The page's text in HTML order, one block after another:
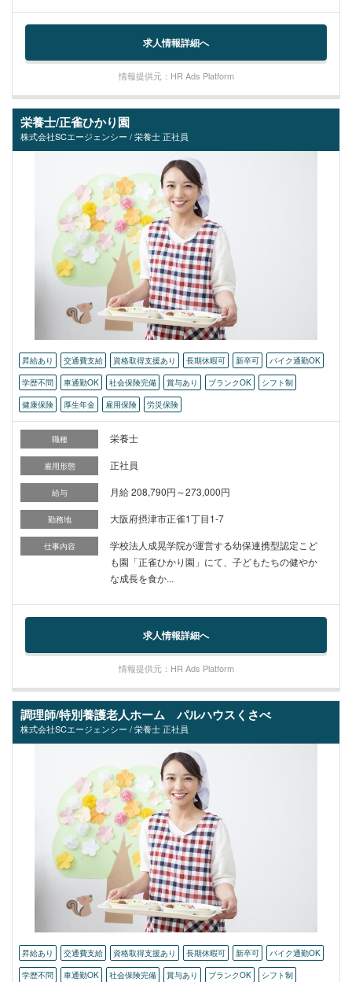
求人情報詳細へ
情報提供元：HR Ads Platform
栄養士/正雀ひかり園
株式会社SCエージェンシー / 栄養士 正社員
昇給あり 交通費支給 資格取得支援あり 長期休暇可 新卒可
バイク通勤OK
学歴不問
車通勤OK 社会保険完備 賞与あり ブランクOK
シフト制
健康保険
厚生年金 雇用保険 労災保険
職種 栄養士
雇用形態 正社員
給与 月給 208,790円～273,000円
勤務地 大阪府摂津市正雀1丁目1-7
仕事内容
学校法人成晃学院が運営する幼保連携型認定こど
も園「正雀ひかり園」にて、子どもたちの健やか
な成長を食か...
求人情報詳細へ
情報提供元：HR Ads Platform
調理師/特別養護老人ホーム パルハウスくさべ
株式会社SCエージェンシー / 栄養士 正社員
昇給あり 交通費支給 資格取得支援あり 長期休暇可 新卒可
バイク通勤OK
学歴不問
車通勤OK 社会保険完備 賞与あり ブランクOK
シフト制